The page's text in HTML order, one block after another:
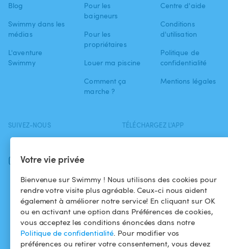
Votre vie privée
Bienvenue sur Swimmy ! Nous utilisons des cookies pour
rendre votre visite plus agréable. Ceux-ci nous aident
également à améliorer notre service! En cliquant sur OK
ou en activant une option dans Préférences de cookies,
vous acceptez les conditions énoncées dans notre
Politique de confidentialité. Pour modifier vos
préférences ou retirer votre consentement, vous devez
Blog
Swimmy dans les
médias
L'aventure
Swimmy
Pour les
baigneurs
Pour les
propriétaires
Louer ma piscine
Comment ça
marche ?
Centre d'aide
Conditions
d'utilisation
Politique de
confidentialité
Mentions légales
SUIVEZ-NOUS
Instagram
TÉLÉCHARGEZ L'APP